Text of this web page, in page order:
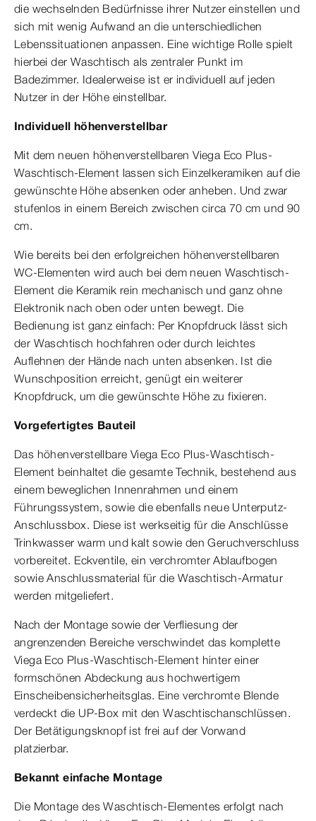
die wechselnden Bedürfnisse ihrer Nutzer einstellen und
sich mit wenig Aufwand an die unterschiedlichen
Lebenssituationen anpassen. Eine wichtige Rolle spielt
hierbei der Waschtisch als zentraler Punkt im
Badezimmer. Idealerweise ist er individuell auf jeden
Nutzer in der Höhe einstellbar.
Individuell höhenverstellbar
Mit dem neuen höhenverstellbaren Viega Eco Plus-
Waschtisch-Element lassen sich Einzelkeramiken auf die
gewünschte Höhe absenken oder anheben. Und zwar
stufenlos in einem Bereich zwischen circa 70 cm und 90
cm.
Wie bereits bei den erfolgreichen höhenverstellbaren
WC-Elementen wird auch bei dem neuen Waschtisch-
Element die Keramik rein mechanisch und ganz ohne
Elektronik nach oben oder unten bewegt. Die
Bedienung ist ganz einfach: Per Knopfdruck lässt sich
der Waschtisch hochfahren oder durch leichtes
Auflehnen der Hände nach unten absenken. Ist die
Wunschposition erreicht, genügt ein weiterer
Knopfdruck, um die gewünschte Höhe zu fixieren.
Vorgefertigtes Bauteil
Das höhenverstellbare Viega Eco Plus-Waschtisch-
Element beinhaltet die gesamte Technik, bestehend aus
einem beweglichen Innenrahmen und einem
Führungssystem, sowie die ebenfalls neue Unterputz-
Anschlussbox. Diese ist werkseitig für die Anschlüsse
Trinkwasser warm und kalt sowie den Geruchverschluss
vorbereitet. Eckventile, ein verchromter Ablaufbogen
sowie Anschlussmaterial für die Waschtisch-Armatur
werden mitgeliefert.
Nach der Montage sowie der Verfliesung der
angrenzenden Bereiche verschwindet das komplette
Viega Eco Plus-Waschtisch-Element hinter einer
formschönen Abdeckung aus hochwertigem
Einscheibensicherheitsglas. Eine verchromte Blende
verdeckt die UP-Box mit den Waschtischanschlüssen.
Der Betätigungsknopf ist frei auf der Vorwand
platzierbar.
Bekannt einfache Montage
Die Montage des Waschtisch-Elementes erfolgt nach